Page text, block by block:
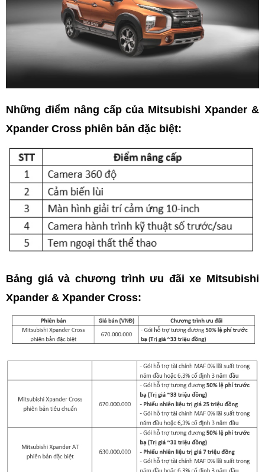
Những điểm nâng cấp của Mitsubishi Xpander &
Xpander Cross phiên bản đặc biệt:
Bảng giá và chương trình ưu đãi xe Mitsubishi
Xpander & Xpander Cross: